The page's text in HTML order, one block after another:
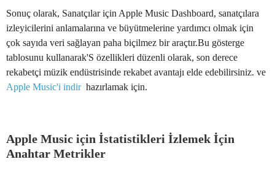
Sonuç olarak, Sanatçılar için Apple Music Dashboard, sanatçılara
izleyicilerini anlamalarına ve büyütmelerine yardımcı olmak için
çok sayıda veri sağlayan paha biçilmez bir araçtır.Bu gösterge
tablosunu kullanarak'S özellikleri düzenli olarak, son derece
rekabetçi müzik endüstrisinde rekabet avantajı elde edebilirsiniz. ve
Apple Music'i indir hazırlamak için.
Apple Music için İstatistikleri İzlemek İçin
Anahtar Metrikler